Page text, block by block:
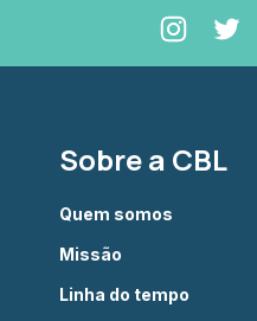
Sobre a CBL
Quem somos
Missão
Linha do tempo